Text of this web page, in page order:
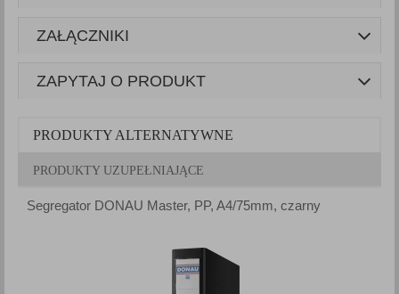
ZAŁĄCZNIKI
ZAPYTAJ O PRODUKT
PRODUKTY ALTERNATYWNE
PRODUKTY UZUPEŁNIAJĄCE
Segregator DONAU Master, PP, A4/75mm, czarny